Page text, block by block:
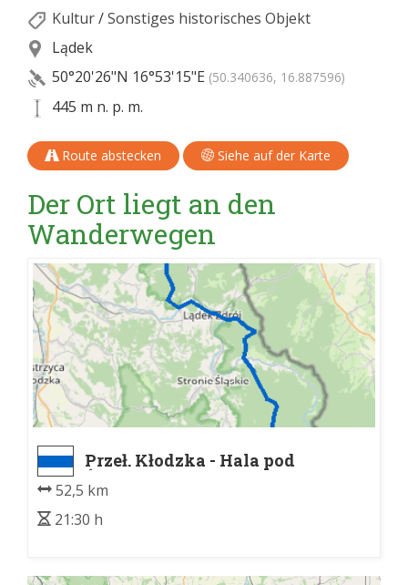
Kultur/Sonstiges historisches Objekt
Lądek
50°20'26"N 16°53'15"E (50.340636, 16.887596)
445 m n. p. m.
Route abstecken Siehe auf der Karte
Der Ort liegt an den
Wanderwegen
Przeł. Kłodzka - Hala pod
Śnieżnikiem.
52,5 km
21:30 h